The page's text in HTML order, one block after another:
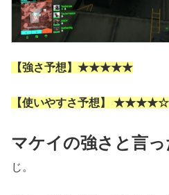
【強さ予想】★★★★★
【使いやすさ予想】 ★★★★☆
マケイの強さと言っ
じ。